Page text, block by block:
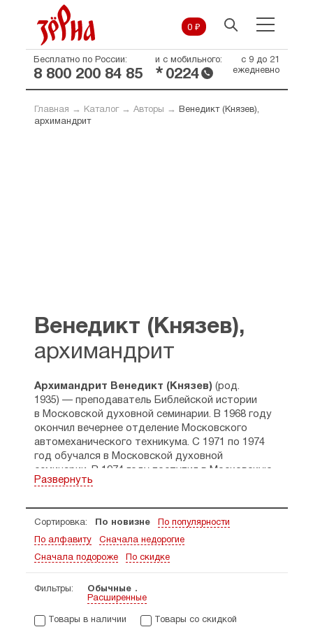
0 ₽
Бесплатно по России:
8 800 200 84 85
и с мобильного:
* 0224
с 9 до 21
ежедневно
Главная → Каталог→ Авторы →
Венедикт (Князев),
архимандрит
Венедикт (Князев),
архимандрит
Архимандрит Венедикт (Князев) (род.
1935) — преподаватель Библейской истории
в Московской духовной семинарии. В 1968 году
окончил вечернее отделение Московского
автомеханического техникума. С 1971 по 1974
год обучался в Московской духовной
семинарии. В 1974 году поступил в Московскую
духовную академию. 16 марта 1977 года
иеромонаха. В 1978 году окончил МДА
со степенью кандидата богословия. В 1978 году
утверждён в должности преподавателя
января 1986 по 1 июня 1987 года исполнял
церковно-археологическогокабинета. В апреле
Развернуть
Сортировка: По новизне По популярности
По алфавиту Сначала недорогие
Сначала подороже По скидке
Фильтры:
Обычные
Расширенные
Товары в наличии Товары со скидкой